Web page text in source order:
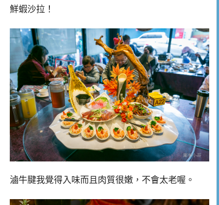
鮮蝦沙拉！
滷牛腱我覺得入味而且肉質很嫩，不會太老喔。